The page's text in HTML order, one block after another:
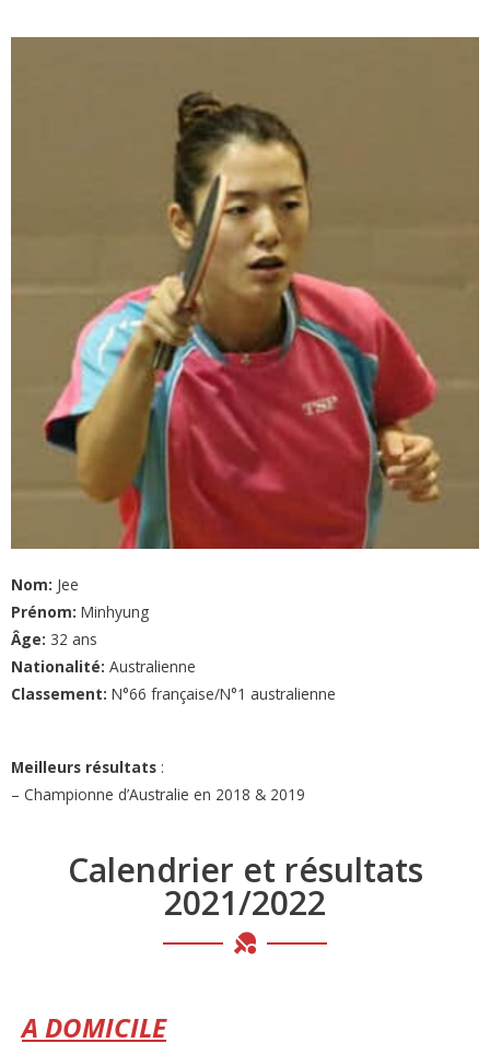
Nom: Jee
Prénom: Minhyung
Âge: 32 ans
Nationalité: Australienne
Classement: N°66 française/N°1 australienne
Meilleurs résultats :
– Championne d’Australie en 2018 & 2019
Calendrier et résultats
2021/2022
A DOMICILE